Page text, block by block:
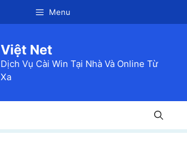
Menu
Việt Net
Dịch Vụ Cài Win Tại Nhà Và Online Từ
Xa